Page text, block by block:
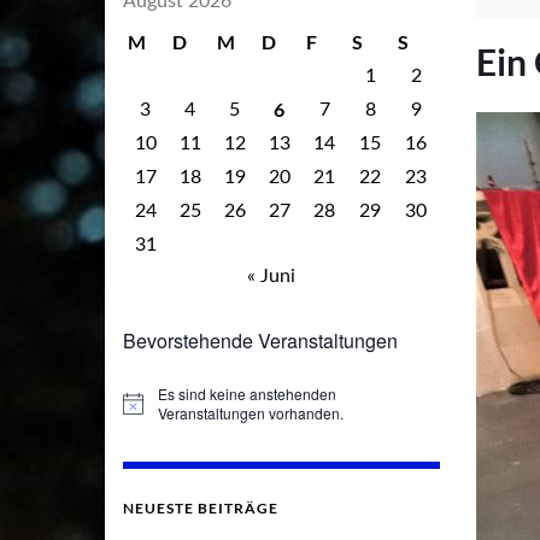
Ein
M D M D F S S
1
2
3
4 5 6 7 8
9
10
11 12 13 14 15
16
17
18 19 20 21 22
23
24
25 26 27 28 29
30
31
« Juni
Bevorstehende Veranstaltungen
Hinweis
Es sind keine anstehenden
Veranstaltungen vorhanden.
NEUESTE BEITRÄGE